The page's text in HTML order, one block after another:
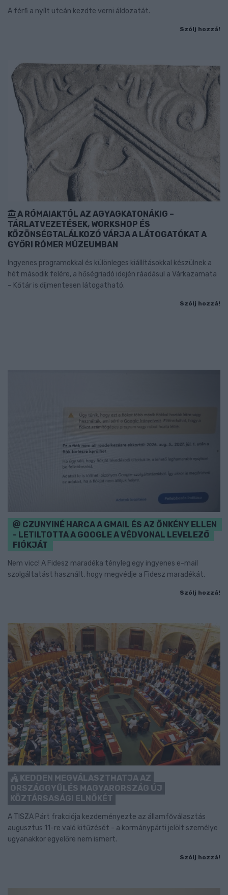
A férfi a nyílt utcán kezdte verni áldozatát.
Szólj hozzá!
A RÓMAIAKTÓL AZ AGYAGKATONÁKIG –
TÁRLATVEZETÉSEK, WORKSHOP ÉS
KÖZÖNSÉGTALÁLKOZÓ VÁRJA A LÁTOGATÓKAT A
GYŐRI RÓMER MÚZEUMBAN
Ingyenes programokkal és különleges kiállításokkal készülnek a
hét második felére, a hőségriadó idején ráadásul a Várkazamata
– Kőtár is díjmentesen látogatható.
Szólj hozzá!
CZUNYINÉ HARCA A GMAIL ÉS AZ ÖNKÉNY ELLEN
- LETILTOTTA A GOOGLE A VÉDVONAL LEVELEZŐ
FIÓKJÁT
Nem vicc! A Fidesz maradéka tényleg egy ingyenes e-mail
szolgáltatást használt, hogy megvédje a Fidesz maradékát.
Szólj hozzá!
KEDDEN MEGVÁLASZTHATJA AZ
ORSZÁGGYŰLÉS MAGYARORSZÁG ÚJ
KÖZTÁRSASÁGI ELNÖKÉT
A TISZA Párt frakciója kezdeményezte az államfőválasztás
augusztus 11-re való kitűzését - a kormánypárti jelölt személye
ugyanakkor egyelőre nem ismert.
Szólj hozzá!